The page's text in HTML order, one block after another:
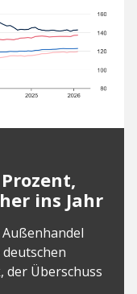
ins Jahr
der Überschuss